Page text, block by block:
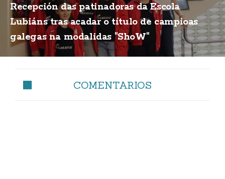
Recepción das patinadoras da Escola
Lubiáns tras acadar o título de campioas
galegas na modalidas "ShoW"
COMENTARIOS